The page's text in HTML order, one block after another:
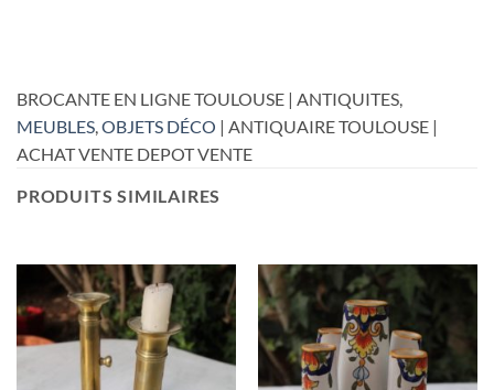
BROCANTE EN LIGNE TOULOUSE | ANTIQUITES,
MEUBLES,OBJETS DÉCO | ANTIQUAIRE TOULOUSE |
ACHAT VENTE DEPOT VENTE
PRODUITS SIMILAIRES